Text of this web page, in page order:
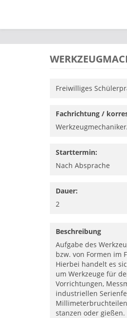
Freiwilliges
Fachrichtung /
Starttermin:
Nach Absprache
Dauer:
2
Beschreibung
Aufgabe des
bzw. von Formen im
Hierbei handelt es
um Werkzeuge für
Vorrichtungen,
industriellen
stanzen oder gießen.